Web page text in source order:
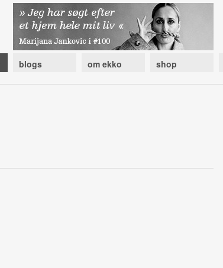
blogs om ekko shop